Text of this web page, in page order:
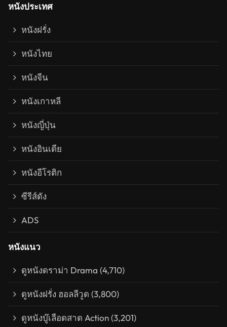
หนังประเทศ
หนังฝรั่ง
หนังไทย
หนังจีน
หนังเกาหลี
หนังญี่ปุ่น
หนังอินเดีย
หนังอีโรติก
ซีรีส์ดัง
ADS
หนังแนว
ดูหนังดราม่า Drama (4,710)
ดูหนังฝรั่ง ฮอลลีวูด (3,800)
ดูหนังบู๊เลือดสาด Action(3,201)